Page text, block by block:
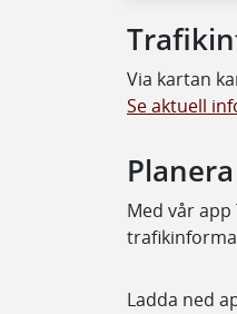
Via kartan
Se aktuell
Med vår
Ladda ned